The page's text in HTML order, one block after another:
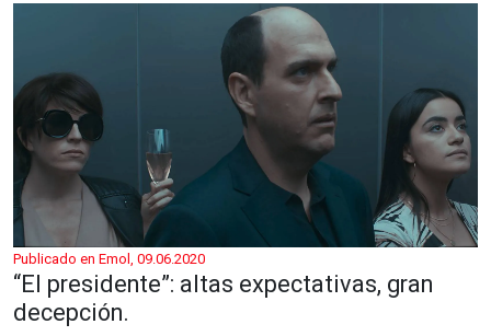
Publicado en Emol, 09.06.2020
“El presidente”: altas expectativas, gran
decepción.